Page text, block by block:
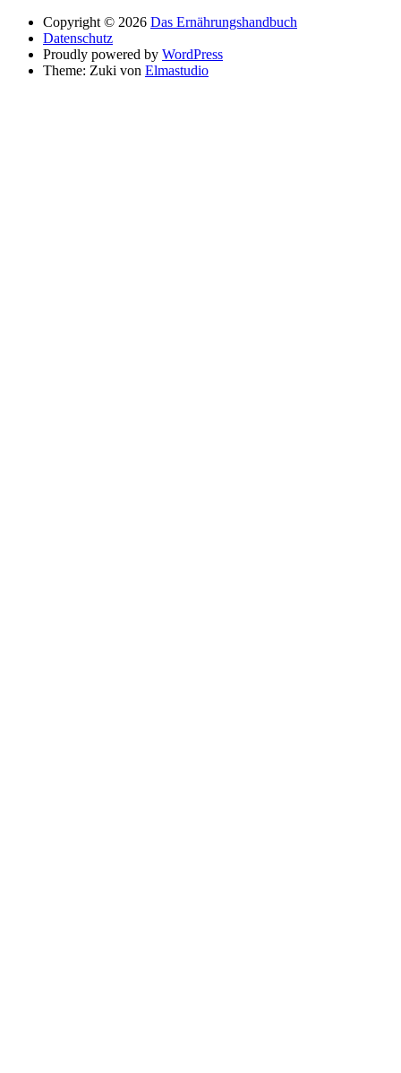
Copyright © 2026 Das Ernährungshandbuch
Datenschutz
Proudly powered by WordPress
Theme: Zuki von Elmastudio